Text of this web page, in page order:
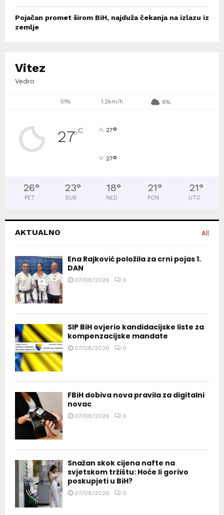
Pojačan promet širom BiH, najduža čekanja na izlazu iz
zemlje
Vitez
Vedro
51% 1.2km/h 8%
27°C 27°
27°
26°
PET
23°
SUB
18°
NED
21°
PON
21°
UTO
AKTUALNO All
Ena Rajković položila za crni pojas 1.
DAN
07/08/2026 0
SIP BiH ovjerio kandidacijske liste za
kompenzacijske mandate
07/08/2026 0
FBiH dobiva nova pravila za digitalni
novac
07/08/2026 0
Snažan skok cijena nafte na
svjetskom tržištu: Hoće li gorivo
poskupjeti u BiH?
07/08/2026 0